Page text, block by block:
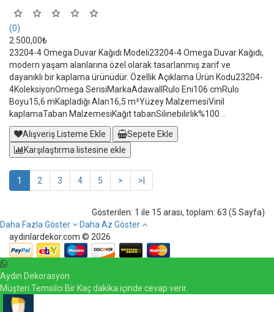
(0)
2.500,00₺
23204-4 Omega Duvar Kağıdı Modeli23204-4 Omega Duvar Kağıdı,
modern yaşam alanlarına özel olarak tasarlanmış zarif ve
dayanıklı bir kaplama ürünüdür. Özellik Açıklama Ürün Kodu23204-
4KoleksiyonOmega SerisiMarkaAdawallRulo Eni106 cmRulo
Boyu15,6 mKapladığı Alan16,5 m²Yüzey MalzemesiVinil
kaplamaTaban MalzemesiKağıt tabanSilinebilirlik%100 ..
Alışveriş Listeme Ekle
Sepete Ekle
Karşılaştırma listesine ekle
1 2 3 4 5 > >|
Gösterilen: 1 ile 15 arası, toplam: 63 (5 Sayfa)
Daha Fazla Göster
Daha Az Göster
aydinlardekor.com © 2026
Aydın Dekorasyon
Müşteri Temsilci Bir Kaç dakika içinde cevap verir.